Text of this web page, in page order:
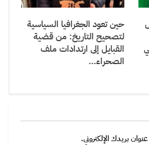
حين تعود الجغرافيا السياسية
لتصحيح التاريخ: من قضية
القبايل إلى ارتدادات ملف
الصحراء…
بريدك الإلكتروني.